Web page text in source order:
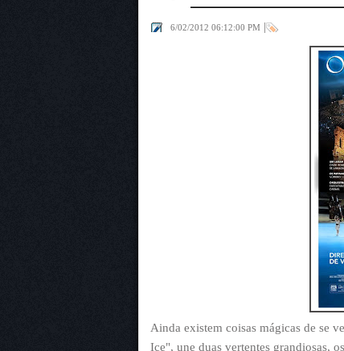
6/02/2012 06:12:00 PM |
Ainda existem coisas mágicas de se
Ice", une duas vertentes grandiosas,